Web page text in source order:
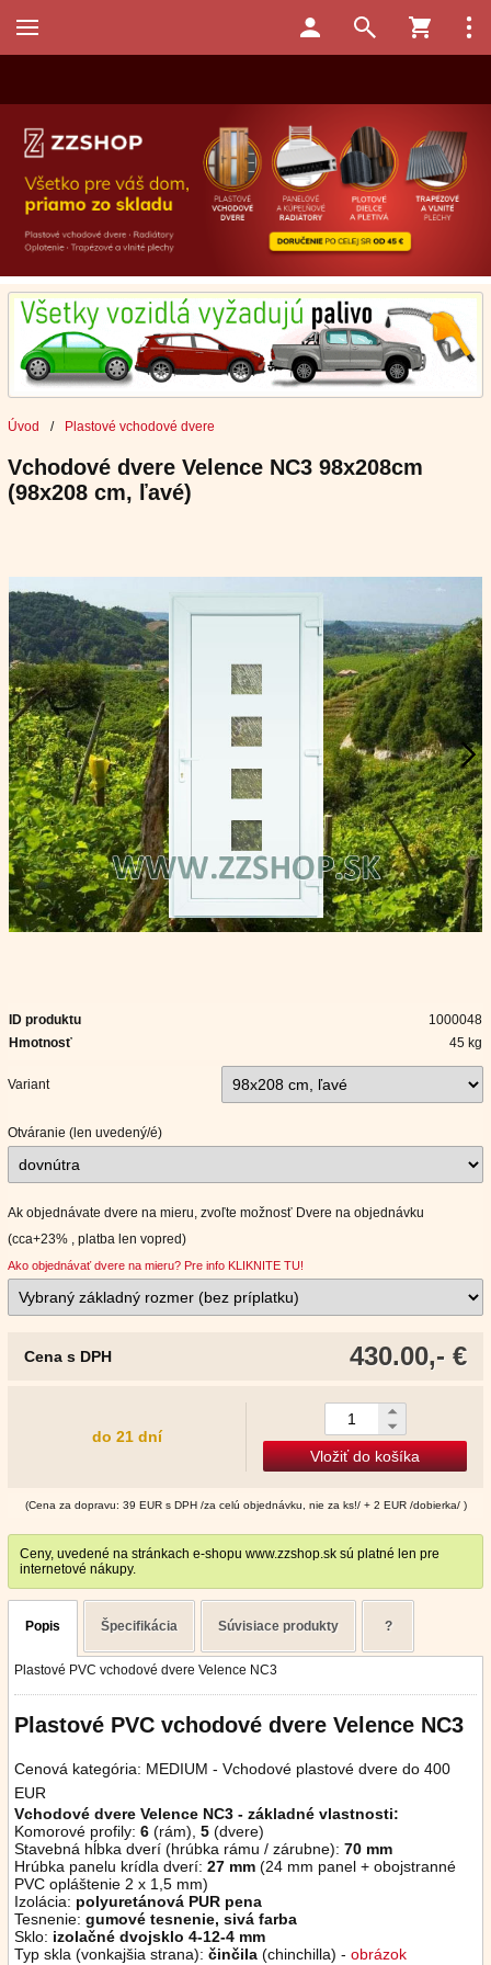
Úvod / Plastové vchodové dvere
Vchodové dvere Velence NC3 98x208cm
(98x208 cm, ľavé)
ID produktu
1000048
Hmotnosť
45 kg
Variant
Otváranie (len uvedený/é)
Ak objednávate dvere na mieru, zvoľte možnosť Dvere na objednávku
(cca+23% , platba len vopred)
Ako objednávať dvere na mieru? Pre info KLIKNITE TU!
430.00,- €
Cena s DPH
do 21 dní
Vložiť do košíka
(Cena za dopravu: 39 EUR s DPH /za celú objednávku, nie za ks!/ + 2 EUR /dobierka/ )
Ceny, uvedené na stránkach e-shopu www.zzshop.sk sú platné len pre
internetové nákupy.
Popis Špecifikácia Súvisiace produkty ?
Plastové PVC vchodové dvere Velence NC3
Plastové PVC vchodové dvere Velence NC3
Cenová kategória: MEDIUM - Vchodové plastové dvere do 400
EUR
Vchodové dvere Velence NC3 - základné vlastnosti:
Komorové profily: 6 (rám), 5 (dvere)
Stavebná hĺbka dverí (hrúbka rámu / zárubne): 70 mm
Hrúbka panelu krídla dverí: 27 mm (24 mm panel + obojstranné
PVC opláštenie 2 x 1,5 mm)
Izolácia: polyuretánová PUR pena
Tesnenie: gumové tesnenie, sivá farba
Sklo: izolačné dvojsklo 4-12-4 mm
Typ skla (vonkajšia strana): činčila (chinchilla) - obrázok